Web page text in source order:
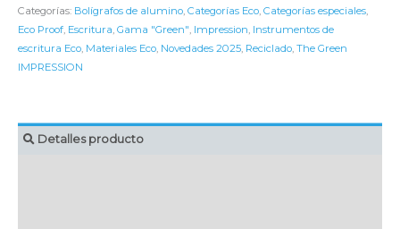
Categorías: Bolígrafos de alumino Categorías Eco Categorías especiales
Eco Proof Escritura Gama "Green" Impression Instrumentos de
escritura Eco Materiales Eco Novedades 2025 Reciclado The Green
IMPRESSION
Detalles producto